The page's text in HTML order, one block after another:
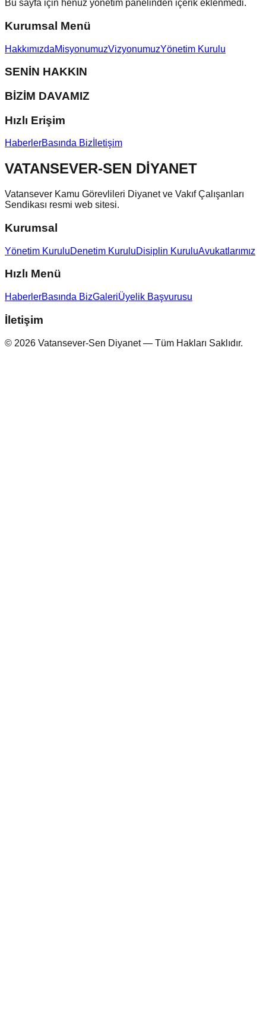
Bu sayfa için henüz yönetim panelinden içerik eklenmedi.
Kurumsal Menü
HakkımızdaMisyonumuzVizyonumuzYönetim Kurulu
SENİN HAKKIN
BİZİM DAVAMIZ
Hızlı Erişim
HaberlerBasında Biz İletişim
VATANSEVER-SEN DİYANET
Vatansever Kamu Görevlileri Diyanet ve Vakıf Çalışanları
Sendikası resmi web sitesi.
Kurumsal
Yönetim KuruluDenetim KuruluDisiplin KuruluAvukatlarımız
Hızlı Menü
HaberlerBasında BizGaleriÜyelik Başvurusu
İletişim
© 2026 Vatansever-Sen Diyanet — Tüm Hakları Saklıdır.